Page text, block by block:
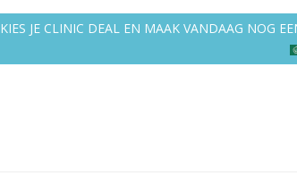
KIES JE CLINIC DEAL EN MAAK VANDAAG NOG